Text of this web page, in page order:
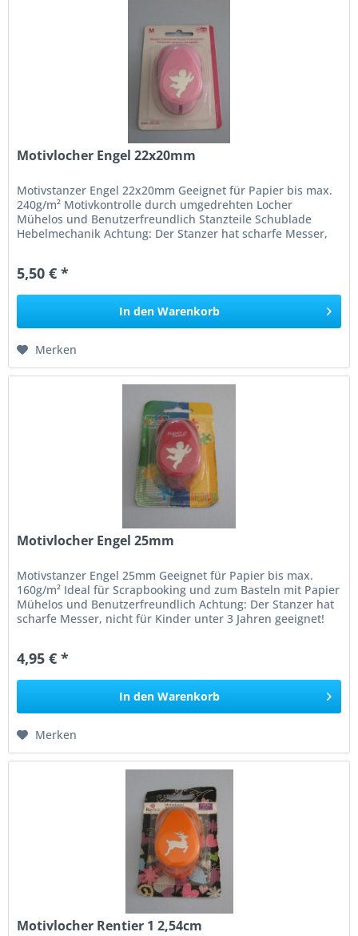
Motivlocher Engel 22x20mm
Motivstanzer Engel 22x20mm Geeignet für Papier bis max.
240g/m² Motivkontrolle durch umgedrehten Locher
Mühelos und Benutzerfreundlich Stanzteile Schublade
Hebelmechanik Achtung: Der Stanzer hat scharfe Messer,
5,50 € *
In den Warenkorb
Merken
Motivlocher Engel 25mm
Motivstanzer Engel 25mm Geeignet für Papier bis max.
160g/m² Ideal für Scrapbooking und zum Basteln mit Papier
Mühelos und Benutzerfreundlich Achtung: Der Stanzer hat
scharfe Messer, nicht für Kinder unter 3 Jahren geeignet!
4,95 € *
In den Warenkorb
Merken
Motivlocher Rentier 1 2,54cm